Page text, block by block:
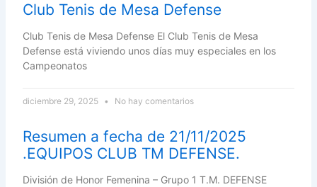
Club Tenis de Mesa Defense
Club Tenis de Mesa Defense El Club Tenis de Mesa
Defense está viviendo unos días muy especiales en los
Campeonatos
diciembre 29, 2025 No hay comentarios
Resumen a fecha de 21/11/2025
.EQUIPOS CLUB TM DEFENSE.
División de Honor Femenina – Grupo 1 T.M. DEFENSE